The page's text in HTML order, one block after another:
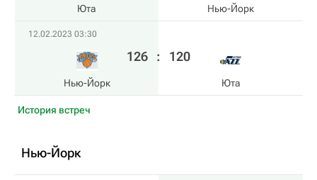
Юта Нью-Йорк
12.02.2023 03:30
Нью-Йорк
126 : 120
Юта
История встреч
Нью-Йорк